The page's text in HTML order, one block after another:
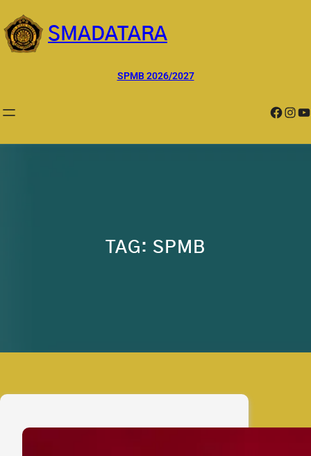
ke
konten
SMADATARA
SPMB 2026/2027
Facebook InstagramYouTube
TAG: SPMB